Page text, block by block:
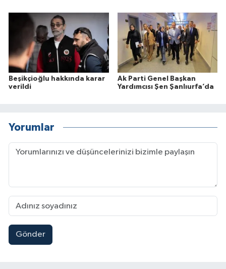
Beşikçioğlu hakkında karar
verildi
Ak Parti Genel Başkan
Yardımcısı Şen Şanlıurfa’da
Yorumlar
Gönder